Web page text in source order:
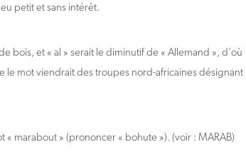
petit et sans intérêt.
bois, et « al » serait le diminutif de « Allemand », d’où
le mot viendrait des troupes nord-africaines désignant
marabout » (prononcer « bohute »). (voir : MARAB)